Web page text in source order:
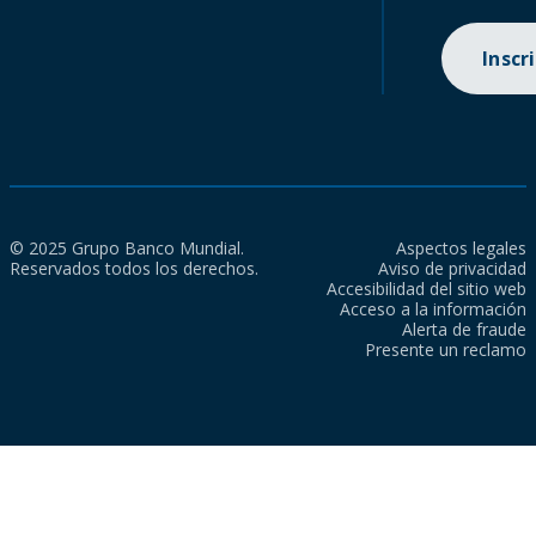
© 2025 Grupo Banco Mundial.
Reservados todos los derechos.
Aspectos legales
Aviso de privacidad
Accesibilidad del sitio web
Acceso a la información
Alerta de fraude
Presente un reclamo